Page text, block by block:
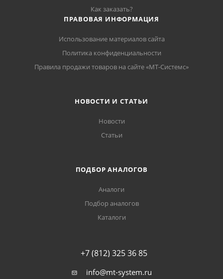
Как заказать?
ПРАВОВАЯ ИНФОРМАЦИЯ
Использование материалов сайта
Политика конфиденциальности
Правила продажи товаров на сайте «МТ-Системс»
НОВОСТИ И СТАТЬИ
Новости
Статьи
ПОДБОР АНАЛОГОВ
Аналоги
Подбор аналогов
Каталоги
+7 (812) 325 36 85
info@mt-system.ru